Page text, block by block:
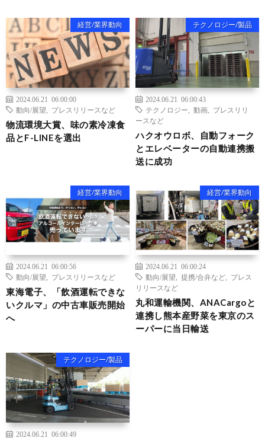
経営/業界動向
2024.06.21 06:00:00
動向/展望
プレスリリースなど
物流環境大賞、味の素冷凍食
品とF-LINEを選出
テクノロジー/製品
2024.06.21 06:00:43
テクノロジー
動画
プレスリリ
ースなど
ハクオウロボ、自動フォーク
とエレベーターの自動連携搬
送に成功
経営/業界動向
2024.06.21 06:00:56
動向/展望
プレスリリースなど
東海電子、「飲酒運転できな
いクルマ」の中古車販売開始
へ
経営/業界動向
2024.06.21 06:00:24
動向/展望
提携/合弁など
プレス
リリースなど
丸和運輸機関、ANACargoと
連携し熊本産野菜を東京のス
ーパーに当日輸送
テクノロジー/製品
2024.06.21 06:00:49